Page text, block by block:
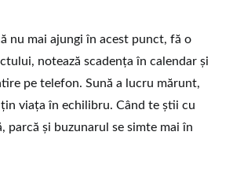
nu mai ajungi în acest punct, fă o
notează scadența în calendar și
pe telefon. Sună a lucru mărunt,
viața în echilibru. Când te știi cu
parcă și buzunarul se simte mai în